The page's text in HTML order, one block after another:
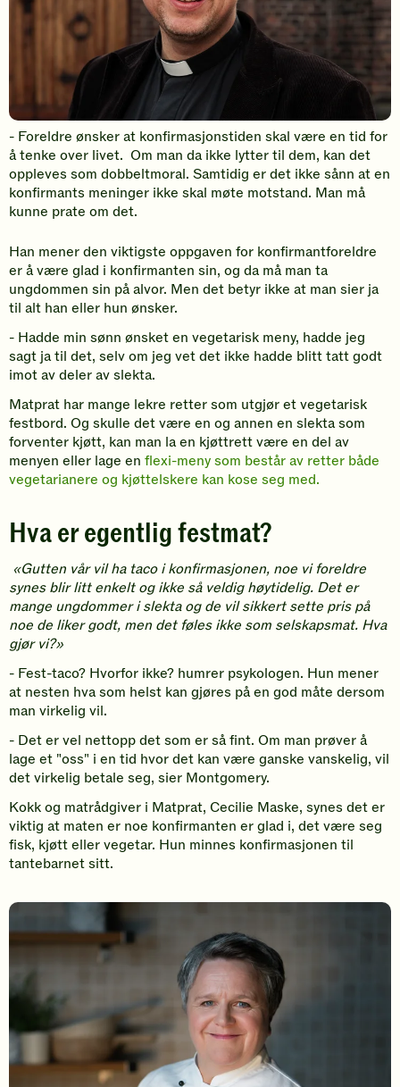
- Foreldre ønsker at konfirmasjonstiden skal være en tid for
å tenke over livet. Om man da ikke lytter til dem, kan det
oppleves som dobbeltmoral. Samtidig er det ikke sånn at en
konfirmants meninger ikke skal møte motstand. Man må
kunne prate om det.
Han mener den viktigste oppgaven for konfirmantforeldre
er å være glad i konfirmanten sin, og da må man ta
ungdommen sin på alvor. Men det betyr ikke at man sier ja
til alt han eller hun ønsker.
- Hadde min sønn ønsket en vegetarisk meny, hadde jeg
sagt ja til det, selv om jeg vet det ikke hadde blitt tatt godt
imot av deler av slekta.
Matprat har mange lekre retter som utgjør et vegetarisk
festbord. Og skulle det være en og annen en slekta som
forventer kjøtt, kan man la en kjøttrett være en del av
menyen eller lage en flexi-meny som består av retter både
vegetarianere og kjøttelskere kan kose seg med.
Hva er egentlig festmat?
«Gutten vår vil ha taco i konfirmasjonen, noe vi foreldre
synes blir litt enkelt og ikke så veldig høytidelig. Det er
mange ungdommer i slekta og de vil sikkert sette pris på
noe de liker godt, men det føles ikke som selskapsmat. Hva
gjør vi?»
- Fest-taco? Hvorfor ikke? humrer psykologen. Hun mener
at nesten hva som helst kan gjøres på en god måte dersom
man virkelig vil.
- Det er vel nettopp det som er så fint. Om man prøver å
lage et "oss" i en tid hvor det kan være ganske vanskelig, vil
det virkelig betale seg, sier Montgomery.
Kokk og matrådgiver i Matprat, Cecilie Maske, synes det er
viktig at maten er noe konfirmanten er glad i, det være seg
fisk, kjøtt eller vegetar. Hun minnes konfirmasjonen til
tantebarnet sitt.